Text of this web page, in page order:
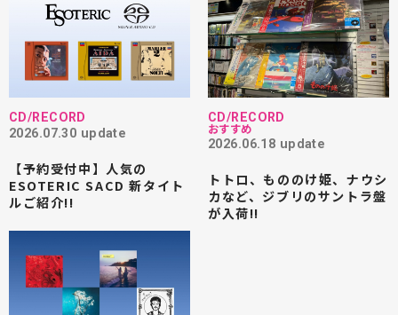
CD/RECORD
2026.07.30 update
【予約受付中】人気の
ESOTERIC SACD 新タイト
ルご紹介!!
CD/RECORD
おすすめ
2026.06.18 update
トトロ、もののけ姫、ナウシ
カなど、ジブリのサントラ盤
が入荷!!